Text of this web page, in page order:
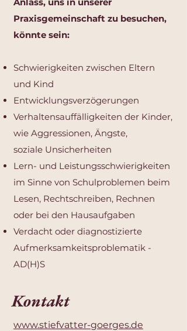
Praxisgemeinschaft zu besuchen,
könnte sein:
Schwierigkeiten zwischen Eltern
und Kind
Entwicklungsverzögerungen
Verhaltensauffälligkeiten der Kinder,
wie Aggressionen, Ängste,
soziale Unsicherheiten
Lern- und Leistungsschwierigkeiten
im Sinne von Schulproblemen beim
Lesen, Rechtschreiben, Rechnen
oder bei den Hausaufgaben
Verdacht oder diagnostizierte
Aufmerksamkeitsproblematik -
AD(H)S
Kontakt
www.stiefvatter-goerges.de